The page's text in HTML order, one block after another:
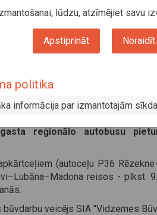
autobusu pietura “Daudzene” Rugāju
reģionālo
dēļ plānots slēgt autoceļa
reģionālo autobusu
(autoceļu P36
reisos - plkst.
veicējs SIA "Vidzemes
lūdzu, atzīmējiet savu
Apstiprināt Noraidīt
politika
informācija par izmantotajām